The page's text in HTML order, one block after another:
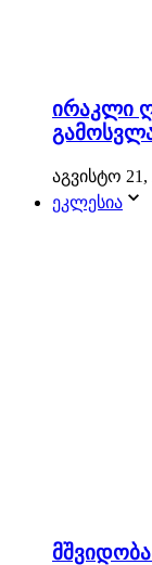
ირაკლი
აგვისტო 21,
ეკლესია
მშვიდობა